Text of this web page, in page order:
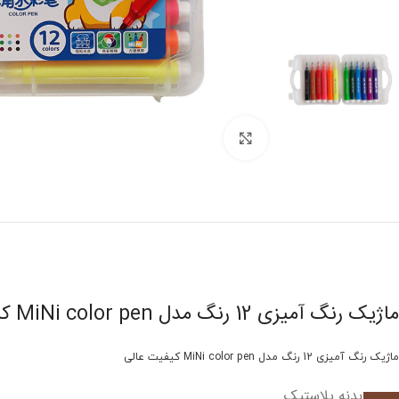
ماژیک رنگ آمیزی 12 رنگ مدل MiNi color pen کد Fl 8581
ماژیک رنگ آمیزی 12 رنگ مدل MiNi color pen کیفیت عالی